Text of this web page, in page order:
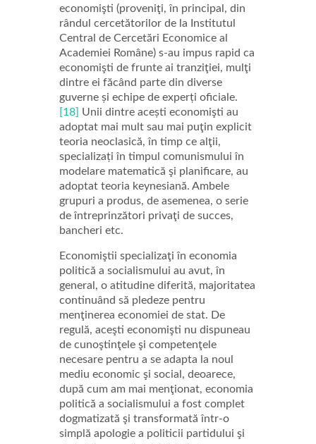
economişti (proveniţi, în principal, din
rândul cercetătorilor de la Institutul
Central de Cercetări Economice al
Academiei Române) s-au impus rapid ca
economişti de frunte ai tranziţiei, mulţi
dintre ei făcând parte din diverse
guverne și echipe de experți oficiale.
[18] Unii dintre acești economişti au
adoptat mai mult sau mai puţin explicit
teoria neoclasică, în timp ce alţii,
specializați în timpul comunismului în
modelare matematică şi planificare, au
adoptat teoria keynesiană. Ambele
grupuri a produs, de asemenea, o serie
de întreprinzători privaţi de succes,
bancheri etc.
Economiştii specializaţi în economia
politică a socialismului au avut, în
general, o atitudine diferită, majoritatea
continuând să pledeze pentru
menţinerea economiei de stat. De
regulă, aceşti economişti nu dispuneau
de cunoştinţele şi competenţele
necesare pentru a se adapta la noul
mediu economic şi social, deoarece,
după cum am mai menţionat, economia
politică a socialismului a fost complet
dogmatizată şi transformată într-o
simplă apologie a politicii partidului şi